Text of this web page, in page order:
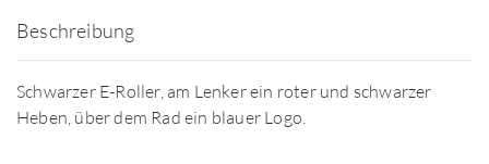
Beschreibung
Schwarzer E-Roller, am Lenker ein roter und schwarzer
Heben, über dem Rad ein blauer Logo.